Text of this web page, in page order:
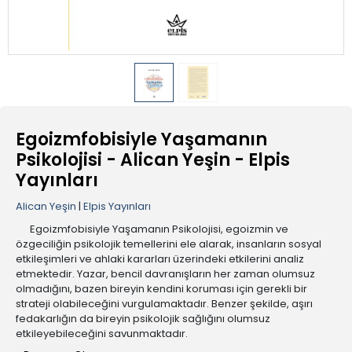
Egoizmfobisiyle Yaşamanın
Psikolojisi - Alican Yeşin - Elpis
Yayınları
Alican Yeşin | Elpis Yayınları
Egoizmfobisiyle Yaşamanın Psikolojisi, egoizmin ve
özgeciliğin psikolojik temellerini ele alarak, insanların sosyal
etkileşimleri ve ahlaki kararları üzerindeki etkilerini analiz
etmektedir. Yazar, bencil davranışların her zaman olumsuz
olmadığını, bazen bireyin kendini koruması için gerekli bir
strateji olabileceğini vurgulamaktadır. Benzer şekilde, aşırı
fedakarlığın da bireyin psikolojik sağlığını olumsuz
etkileyebileceğini savunmaktadır.